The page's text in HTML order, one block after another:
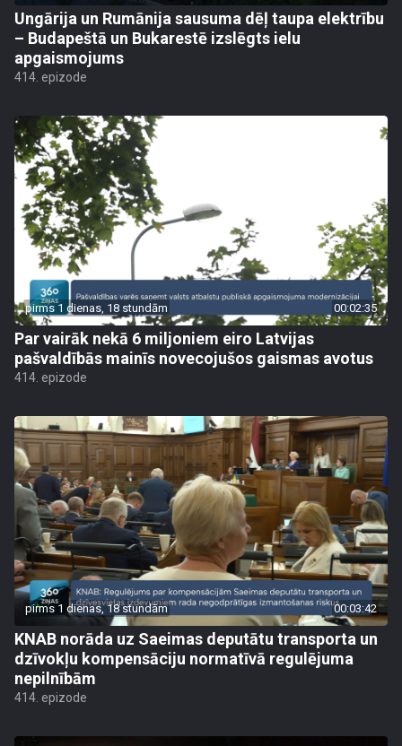
Ungārija un Rumānija sausuma dēļ taupa elektrību
– Budapeštā un Bukarestē izslēgts ielu
apgaismojums
414. epizode
pirms 1 dienas, 18 stundām 00:02:35
Par vairāk nekā 6 miljoniem eiro Latvijas
pašvaldībās mainīs novecojušos gaismas avotus
414. epizode
pirms 1 dienas, 18 stundām 00:03:42
KNAB norāda uz Saeimas deputātu transporta un
dzīvokļu kompensāciju normatīvā regulējuma
nepilnībām
414. epizode